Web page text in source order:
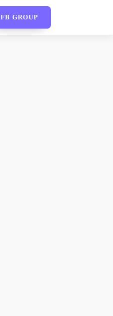
FB GROUP